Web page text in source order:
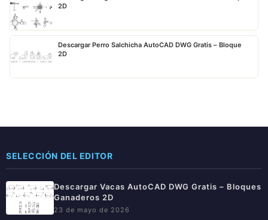
2D
Descargar Perro Salchicha AutoCAD DWG Gratis – Bloque
2D
SELECCIÓN DEL EDITOR
Descargar Vacas AutoCAD DWG Gratis – Bloques
Ganaderos 2D
23 de mayo de 2026